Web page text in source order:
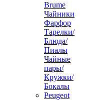
Brume
Чайники
Фарфор
Тарелки/
Блюда/
Пиалы
Чайные
пары/
Кружки/
Бокалы
Peugeot